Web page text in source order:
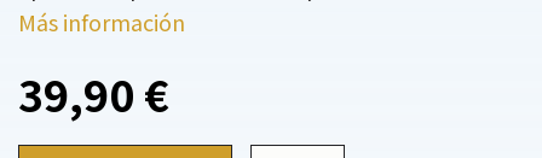
Más información
39,90 €